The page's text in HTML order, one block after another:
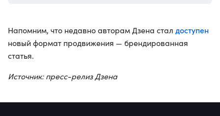
Напомним, что недавно авторам Дзена стал доступен
новый формат продвижения — брендированная
статья.
Источник: пресс-релиз Дзена